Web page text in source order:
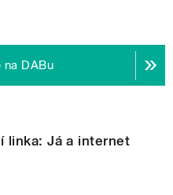
na DABu
linka: Já a internet